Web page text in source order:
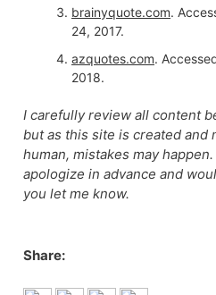
brainyquote.com.
24, 2017.
azquotes.com.
2018.
I carefully review all content
but as this site is created and
human, mistakes may
apologize in advance and
you let me know.
Share: